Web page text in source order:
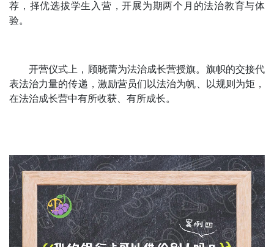
荐，择优选拔学生入营，开展为期两个月的法治教育与体
验。
开营仪式上，顾晓蕾为法治成长营授旗。旗帜的交接代
表法治力量的传递，激励营员们以法治为帆、以规则为矩，
在法治成长营中有所收获、有所成长。